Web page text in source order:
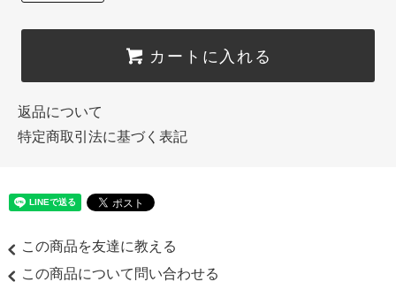
カートに入れる
返品について
特定商取引法に基づく表記
この商品を友達に教える
この商品について問い合わせる